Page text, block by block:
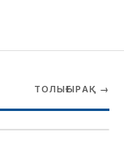
ТОЛЫҒЫРАҚ →